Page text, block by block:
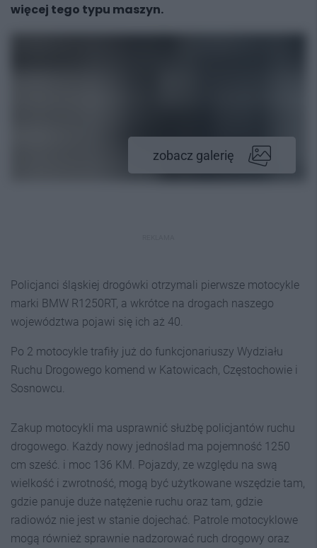
więcej tego typu maszyn.
zobacz galerię
Policjanci śląskiej drogówki otrzymali pierwsze motocykle
marki BMW R1250RT, a wkrótce na drogach naszego
województwa pojawi się ich aż 40.
Po 2 motocykle trafiły już do funkcjonariuszy Wydziału
Ruchu Drogowego komend w Katowicach, Częstochowie i
Sosnowcu.
Zakup motocykli ma usprawnić służbę policjantów ruchu
drogowego. Każdy nowy jednoślad ma pojemność 1250
cm sześć. i moc 136 KM. Pojazdy, ze względu na swą
wielkość i zwrotność, mogą być użytkowane wszędzie tam,
gdzie panuje duże natężenie ruchu oraz tam, gdzie
radiowóz nie jest w stanie dojechać. Patrole motocyklowe
mogą również sprawnie nadzorować ruch drogowy oraz